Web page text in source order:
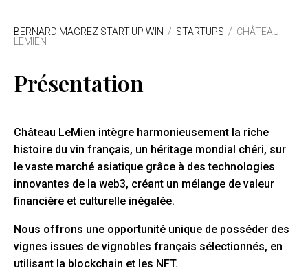
BERNARD MAGREZ START-UP WIN / STARTUPS / CHÂTEAU
LEMIEN
Présentation
Château LeMien intègre harmonieusement la riche
histoire du vin français, un héritage mondial chéri, sur
le vaste marché asiatique grâce à des technologies
innovantes de la web3, créant un mélange de valeur
financière et culturelle inégalée.
Nous offrons une opportunité unique de posséder des
vignes issues de vignobles français sélectionnés, en
utilisant la blockchain et les NFT.